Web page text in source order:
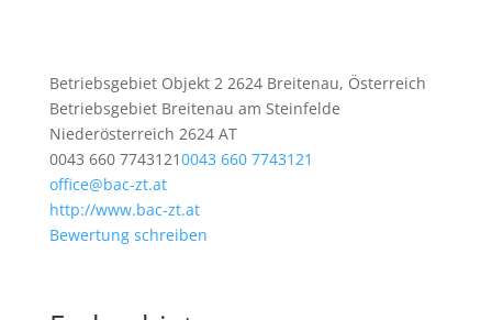
Betriebsgebiet Objekt 2 2624 Breitenau, Österreich
Betriebsgebiet Breitenau am Steinfelde
Niederösterreich 2624 AT
0043 660 77431210043 660 7743121
office@bac-zt.at
http://www.bac-zt.at
Bewertung schreiben